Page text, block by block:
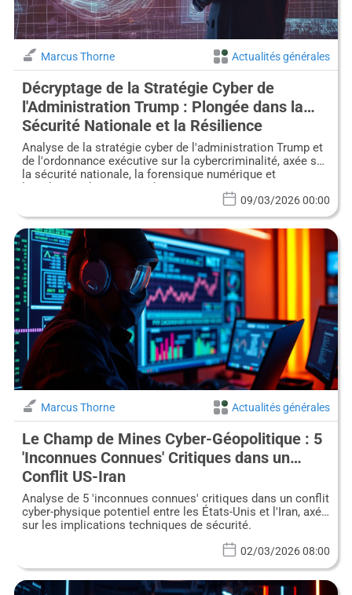
Marcus Thorne Actualités générales
Décryptage de la Stratégie Cyber de
l'Administration Trump : Plongée dans la
Sécurité Nationale et la Résilience
Numérique
Analyse de la stratégie cyber de l'administration Trump et
de l'ordonnance exécutive sur la cybercriminalité, axée sur
la sécurité nationale, la forensique numérique et
l'attribution des acteurs de menace.
09/03/2026 00:00
Marcus Thorne Actualités générales
Le Champ de Mines Cyber-Géopolitique : 5
'Inconnues Connues' Critiques dans un
Conflit US-Iran
Analyse de 5 'inconnues connues' critiques dans un conflit
cyber-physique potentiel entre les États-Unis et l'Iran, axée
sur les implications techniques de sécurité.
02/03/2026 08:00